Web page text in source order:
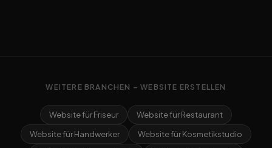
WEITERE BRANCHEN – WEBSITE ERSTELLEN
Website für Friseur
Website für Restaurant
Website für Handwerker
Website für Kosmetikstudio